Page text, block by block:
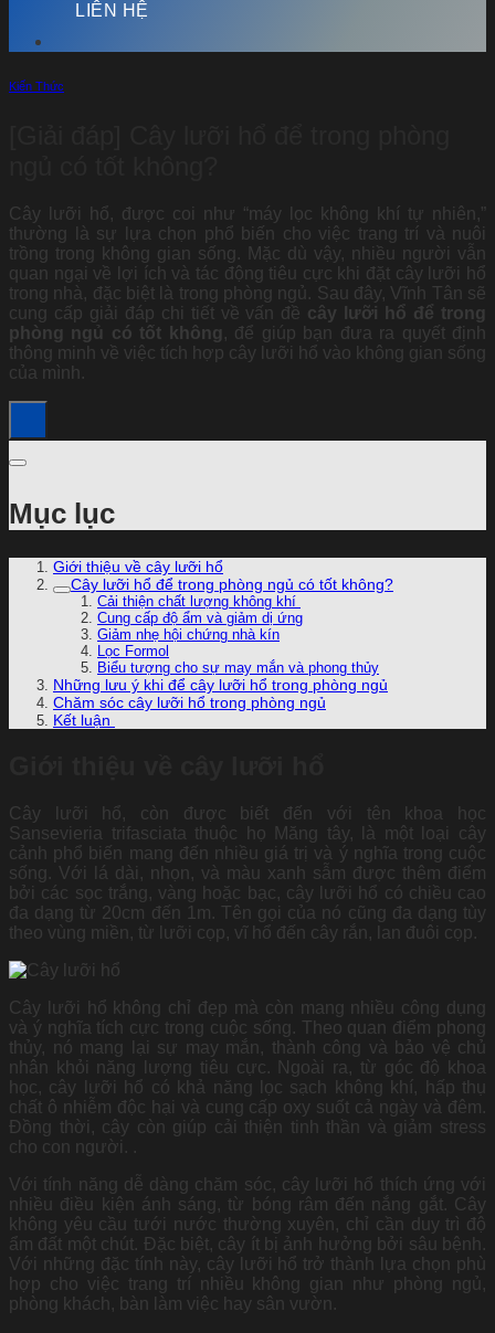
LIÊN HỆ
Kiến Thức
Cây lưỡi hổ, được coi như “máy lọc không khí tự nhiên,”
thường là sự lựa chọn phổ biến cho việc trang trí và nuôi
trồng trong không gian sống. Mặc dù vậy, nhiều người vẫn
quan ngại về lợi ích và tác động tiêu cực khi đặt cây lưỡi hổ
trong nhà, đặc biệt là trong phòng ngủ. Sau đây, Vĩnh Tân sẽ
cung cấp giải đáp chi tiết về vấn đề cây lưỡi hổ để trong
phòng ngủ có tốt không , để giúp bạn đưa ra quyết định
thông minh về việc tích hợp cây lưỡi hổ vào không gian sống
của mình.
Mục lục
Giới thiệu về cây lưỡi hổ
Cây lưỡi hổ để trong phòng ngủ có tốt không?
Cải thiện chất lượng không khí
Cung cấp độ ẩm và giảm dị ứng
Giảm nhẹ hội chứng nhà kín
Lọc Formol
Biểu tượng cho sự may mắn và phong thủy
Những lưu ý khi để cây lưỡi hổ trong phòng ngủ
Chăm sóc cây lưỡi hổ trong phòng ngủ
Kết luận
Cây lưỡi hổ, còn được biết đến với tên khoa học
Sansevieria trifasciata thuộc họ Măng tây, là một loại cây
cảnh phổ biến mang đến nhiều giá trị và ý nghĩa trong cuộc
sống. Với lá dài, nhọn, và màu xanh sẫm được thêm điểm
bởi các sọc trắng, vàng hoặc bạc, cây lưỡi hổ có chiều cao
đa dạng từ 20cm đến 1m. Tên gọi của nó cũng đa dạng tùy
theo vùng miền, từ lưỡi cọp, vĩ hổ đến cây rắn, lan đuôi cọp.
Cây lưỡi hổ không chỉ đẹp mà còn mang nhiều công dụng
và ý nghĩa tích cực trong cuộc sống. Theo quan điểm phong
thủy, nó mang lại sự may mắn, thành công và bảo vệ chủ
nhân khỏi năng lượng tiêu cực. Ngoài ra, từ góc độ khoa
học, cây lưỡi hổ có khả năng lọc sạch không khí, hấp thụ
chất ô nhiễm độc hại và cung cấp oxy suốt cả ngày và đêm.
Đồng thời, cây còn giúp cải thiện tinh thần và giảm stress
cho con người. .
Với tính năng dễ dàng chăm sóc, cây lưỡi hổ thích ứng với
nhiều điều kiện ánh sáng, từ bóng râm đến nắng gắt. Cây
không yêu cầu tưới nước thường xuyên, chỉ cần duy trì độ
ẩm đất một chút. Đặc biệt, cây ít bị ảnh hưởng bởi sâu bệnh.
Với những đặc tính này, cây lưỡi hổ trở thành lựa chọn phù
hợp cho việc trang trí nhiều không gian như phòng ngủ,
phòng khách, bàn làm việc hay sân vườn.